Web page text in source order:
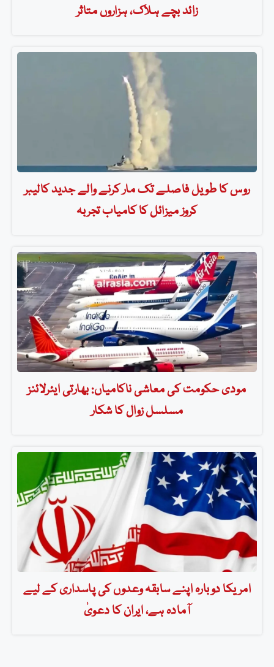
زائد بچے ہلاک، ہزاروں متاثر
روس کا طویل فاصلے تک مار کرنے والے جدید کالیبر
کروز میزائل کا کامیاب تجربہ
مودی حکومت کی معاشی ناکامیاں: بھارتی ایئرلائنز
مسلسل زوال کا شکار
امریکا دوبارہ اپنے سابقہ وعدوں کی پاسداری کے لیے
آمادہ ہے، ایران کا دعویٰ